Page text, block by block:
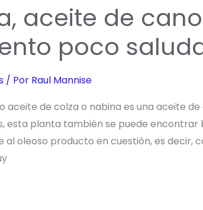
aceite de
poco
/ Por Raul Mannise
de colza o nabina es una aceite
esta planta también se puede encontrar
oleoso producto en cuestión, es decir,